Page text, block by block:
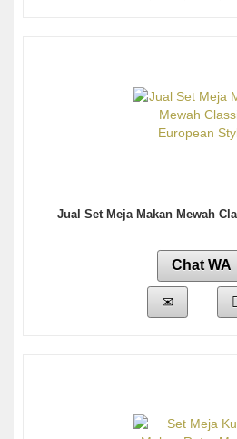
Jual Set Meja Makan Mewah
Chat WA